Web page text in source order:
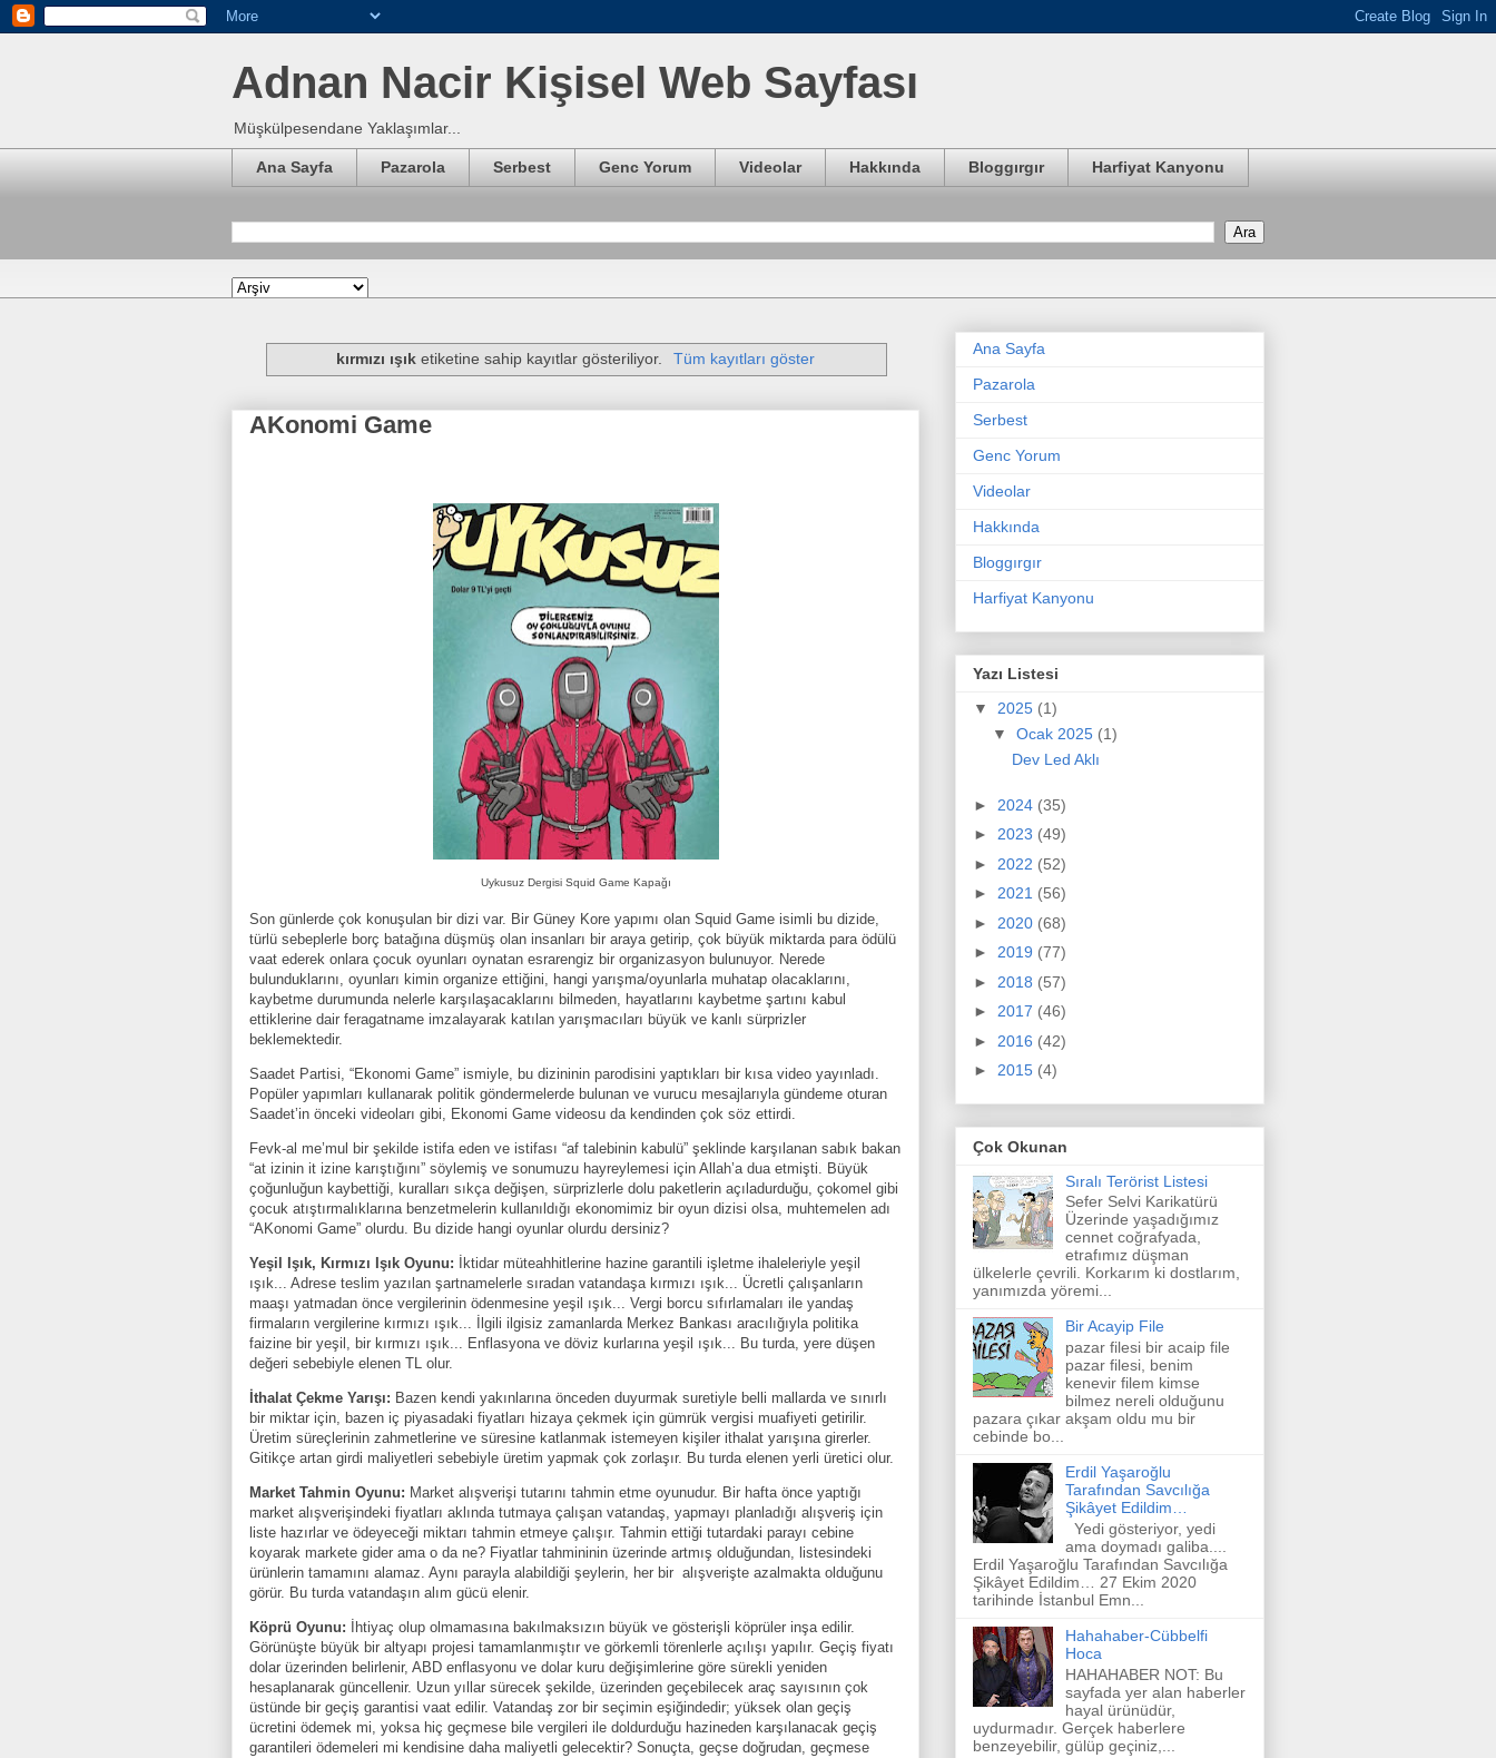
Adnan Nacir Kişisel Web Sayfası
Müşkülpesendane Yaklaşımlar...
Ana Sayfa Pazarola Serbest Genc Yorum Videolar Hakkında Bloggırgır Harfiyat Kanyonu
kırmızı ışık etiketine sahip kayıtlar gösteriliyor. Tüm kayıtları göster
AKonomi Game
Uykusuz Dergisi Squid Game Kapağı
Son günlerde çok konuşulan bir dizi var. Bir Güney Kore yapımı olan Squid Game isimli bu dizide,
türlü sebeplerle borç batağına düşmüş olan insanları bir araya getirip, çok büyük miktarda para ödülü
vaat ederek onlara çocuk oyunları oynatan esrarengiz bir organizasyon bulunuyor. Nerede
bulunduklarını, oyunları kimin organize ettiğini, hangi yarışma/oyunlarla muhatap olacaklarını,
kaybetme durumunda nelerle karşılaşacaklarını bilmeden, hayatlarını kaybetme şartını kabul
ettiklerine dair feragatname imzalayarak katılan yarışmacıları büyük ve kanlı sürprizler
beklemektedir.
Saadet Partisi, “Ekonomi Game” ismiyle, bu dizininin parodisini yaptıkları bir kısa video yayınladı.
Popüler yapımları kullanarak politik göndermelerde bulunan ve vurucu mesajlarıyla gündeme oturan
Saadet’in önceki videoları gibi, Ekonomi Game videosu da kendinden çok söz ettirdi.
Fevk-al me’mul bir şekilde istifa eden ve istifası “af talebinin kabulü” şeklinde karşılanan sabık bakan
“at izinin it izine karıştığını” söylemiş ve sonumuzu hayreylemesi için Allah’a dua etmişti. Büyük
çoğunluğun kaybettiği, kuralları sıkça değişen, sürprizlerle dolu paketlerin açıladurduğu, çokomel gibi
çocuk atıştırmalıklarına benzetmelerin kullanıldığı ekonomimiz bir oyun dizisi olsa, muhtemelen adı
“AKonomi Game” olurdu. Bu dizide hangi oyunlar olurdu dersiniz?
Yeşil Işık, Kırmızı Işık Oyunu: İktidar müteahhitlerine hazine garantili işletme ihaleleriyle yeşil
ışık... Adrese teslim yazılan şartnamelerle sıradan vatandaşa kırmızı ışık... Ücretli çalışanların
maaşı yatmadan önce vergilerinin ödenmesine yeşil ışık... Vergi borcu sıfırlamaları ile yandaş
firmaların vergilerine kırmızı ışık... İlgili ilgisiz zamanlarda Merkez Bankası aracılığıyla politika
faizine bir yeşil, bir kırmızı ışık... Enflasyona ve döviz kurlarına yeşil ışık... Bu turda, yere düşen
değeri sebebiyle elenen TL olur.
İthalat Çekme Yarışı: Bazen kendi yakınlarına önceden duyurmak suretiyle belli mallarda ve sınırlı
bir miktar için, bazen iç piyasadaki fiyatları hizaya çekmek için gümrük vergisi muafiyeti getirilir.
Üretim süreçlerinin zahmetlerine ve süresine katlanmak istemeyen kişiler ithalat yarışına girerler.
Gitikçe artan girdi maliyetleri sebebiyle üretim yapmak çok zorlaşır. Bu turda elenen yerli üretici olur.
Market Tahmin Oyunu: Market alışverişi tutarını tahmin etme oyunudur. Bir hafta önce yaptığı
market alışverişindeki fiyatları aklında tutmaya çalışan vatandaş, yapmayı planladığı alışveriş için
liste hazırlar ve ödeyeceği miktarı tahmin etmeye çalışır. Tahmin ettiği tutardaki parayı cebine
koyarak markete gider ama o da ne? Fiyatlar tahmininin üzerinde artmış olduğundan, listesindeki
ürünlerin tamamını alamaz. Aynı parayla alabildiği şeylerin, her bir alışverişte azalmakta olduğunu
görür. Bu turda vatandaşın alım gücü elenir.
Köprü Oyunu: İhtiyaç olup olmamasına bakılmaksızın büyük ve gösterişli köprüler inşa edilir.
Görünüşte büyük bir altyapı projesi tamamlanmıştır ve görkemli törenlerle açılışı yapılır. Geçiş fiyatı
dolar üzerinden belirlenir, ABD enflasyonu ve dolar kuru değişimlerine göre sürekli yeniden
hesaplanarak güncellenir. Uzun yıllar sürecek şekilde, üzerinden geçebilecek araç sayısının çok
üstünde bir geçiş garantisi vaat edilir. Vatandaş zor bir seçimin eşiğindedir; yüksek olan geçiş
ücretini ödemek mi, yoksa hiç geçmese bile vergileri ile doldurduğu hazineden karşılanacak geçiş
garantileri ödemeleri mi kendisine daha maliyetli gelecektir? Sonuçta, geçse doğrudan, geçmese
Ana Sayfa
Pazarola
Serbest
Genc Yorum
Videolar
Hakkında
Bloggırgır
Harfiyat Kanyonu
Yazı Listesi
▼ 2025 (1)
▼ Ocak 2025 (1)
Dev Led Aklı
► 2024 (35)
► 2023 (49)
► 2022 (52)
► 2021 (56)
► 2020 (68)
► 2019 (77)
► 2018 (57)
► 2017 (46)
► 2016 (42)
► 2015 (4)
Çok Okunan
Sıralı Terörist Listesi
Sefer Selvi Karikatürü
Üzerinde yaşadığımız
cennet coğrafyada,
etrafımız düşman
ülkelerle çevrili. Korkarım ki dostlarım,
yanımızda yöremi...
Bir Acayip File
pazar filesi bir acaip file
pazar filesi, benim
kenevir filem kimse
bilmez nereli olduğunu
pazara çıkar akşam oldu mu bir
cebinde bo...
Erdil Yaşaroğlu
Tarafından Savcılığa
Şikâyet Edildim…
Yedi gösteriyor, yedi
ama doymadı galiba....
Erdil Yaşaroğlu Tarafından Savcılığa
Şikâyet Edildim… 27 Ekim 2020
tarihinde İstanbul Emn...
Hahahaber-Cübbelfi
Hoca
HAHAHABER NOT: Bu
sayfada yer alan haberler
hayal ürünüdür,
uydurmadır. Gerçek haberlere
benzeyebilir, gülüp geçiniz,...